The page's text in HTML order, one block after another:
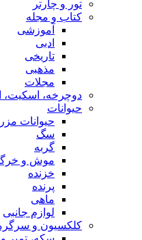
تور و چارتر
کتاب و مجله
آموزشی
ادبی
تاریخی
مذهبی
مجلات
دوچرخه، اسکیت،
حیوانات
حیوانات
سگ
گربه
موش و
خزنده
پرنده
ماهی
لوازم جانبی
کلکسیون و